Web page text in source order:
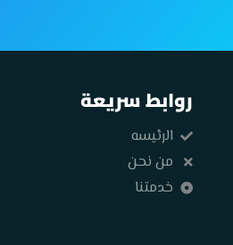
روابط سريعة
الرئيسه
من نحن
خدمتنا